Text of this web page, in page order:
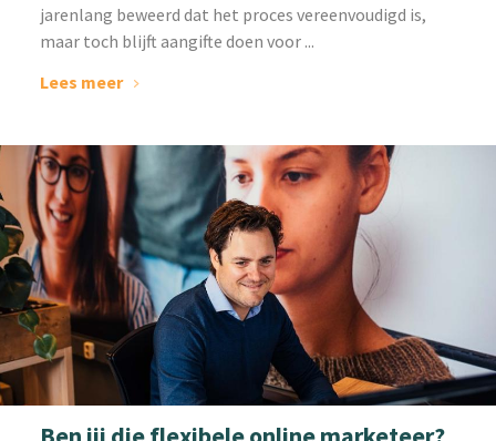
jarenlang beweerd dat het proces vereenvoudigd is,
maar toch blijft aangifte doen voor ...
Lees meer